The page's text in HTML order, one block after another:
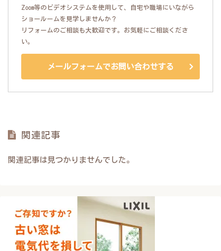
Zoom等のビデオシステムを使用して、自宅や職場にいながら
ショールームを見学しませんか？
リフォームのご相談も大歓迎です。お気軽にご相談くださ
い。
メールフォームでお問い合わせする
関連記事
関連記事は見つかりませんでした。